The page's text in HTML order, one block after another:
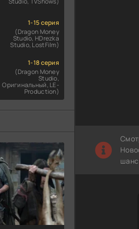
1-15 серия
(Dragon Money
Studio, HDrezka
Studio, LostFilm)
1-18 серия
(Dragon Money
Studio,
Оригинальный, LE-
Production)